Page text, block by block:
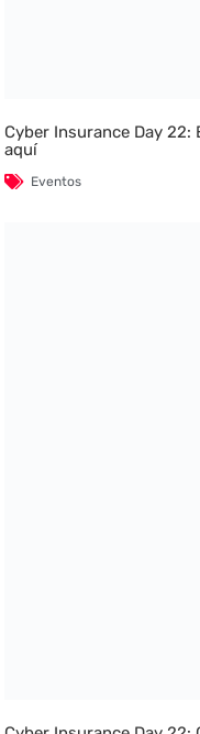
Cyber Insurance Day
aquí
Eventos